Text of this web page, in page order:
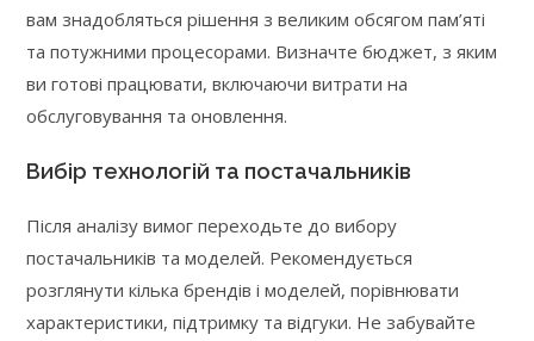
вам знадобляться рішення з великим обсягом пам’яті
та потужними процесорами. Визначте бюджет, з яким
ви готові працювати, включаючи витрати на
обслуговування та оновлення.
Вибір технологій та постачальників
Після аналізу вимог переходьте до вибору
постачальників та моделей. Рекомендується
розглянути кілька брендів і моделей, порівнювати
характеристики, підтримку та відгуки. Не забувайте